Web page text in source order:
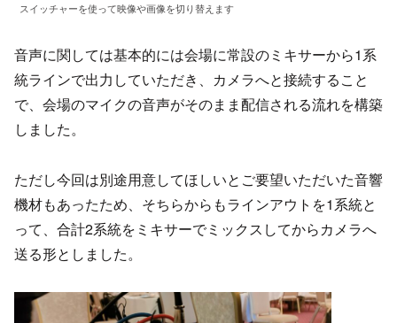
スイッチャーを使って映像や画像を切り替えます
音声に関しては基本的には会場に常設のミキサーから1系
統ラインで出力していただき、カメラへと接続すること
で、会場のマイクの音声がそのまま配信される流れを構築
しました。
ただし今回は別途用意してほしいとご要望いただいた音響
機材もあったため、そちらからもラインアウトを1系統と
って、合計2系統をミキサーでミックスしてからカメラへ
送る形としました。